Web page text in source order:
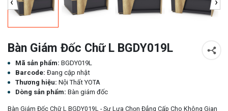
Bàn Giám Đốc Chữ L BGDY019L
Mã sản phẩm: BGDY019L
Barcode: Đang cập nhật
Thương hiệu: Nội Thất YOTA
Dòng sản phẩm: Bàn giám đốc
Bàn Giám Đốc Chữ L BGDY019L - Sự Lựa Chọn Đẳng Cấp Cho Không Gian